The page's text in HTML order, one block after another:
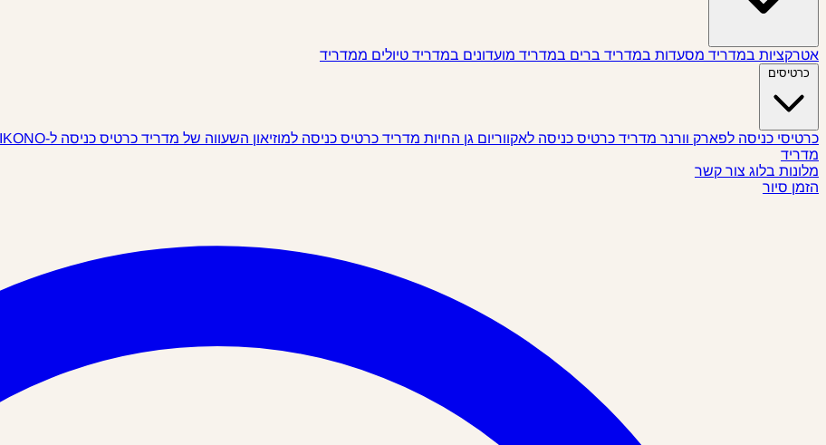
אטרקציות במדריד מסעדות במדריד ברים במדריד מועדונים במדריד טיולים ממדריד
כרטיסים
כרטיסי כניסה לפארק וורנר מדריד כרטיס כניסה לאקווריום גן החיות מדריד כרטיס כניסה למוזיאון השעווה של מדריד כרטיס כניסה ל-IKONO מדריד
מדריד
מלונות בלוג צור קשר
הזמן סיור